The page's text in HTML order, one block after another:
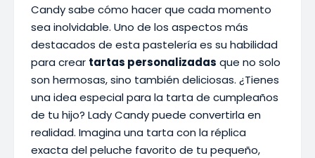
Candy sabe cómo hacer que cada momento
sea inolvidable. Uno de los aspectos más
destacados de esta pastelería es su habilidad
para crear tartas personalizadas que no solo
son hermosas, sino también deliciosas. ¿Tienes
una idea especial para la tarta de cumpleaños
de tu hijo? Lady Candy puede convertirla en
realidad. Imagina una tarta con la réplica
exacta del peluche favorito de tu pequeño,